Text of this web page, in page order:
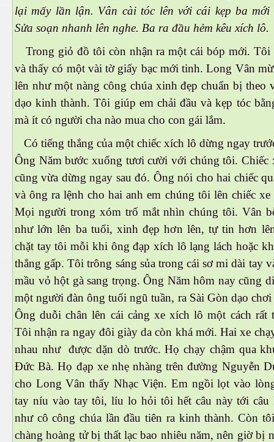
lại mấy lần lận. Vân cài tóc lên với cái kẹp ba mới
Sửa soạn nhanh lên nghe. Ba ra đầu hẻm kêu xích lô.
Trong giỏ đồ tôi còn nhận ra một cái bóp mới. Tôi
và thấy có một vài tờ giấy bạc mới tinh. Long Vân
lên như một nàng công chúa xinh đẹp chuẩn bị theo
dạo kinh thành. Tôi giúp em chải đầu và kẹp tóc
mà ít có người cha nào mua cho con gái lắm.
Có tiếng thắng của một chiếc xích lô dừng ngay
Ông Năm bước xuống tươi cười với chúng tôi. Chiếc
cũng vừa dừng ngay sau đó. Ông nói cho hai chiếc
và ông ra lệnh cho hai anh em chúng tôi lên chiếc
Mọi người trong xóm trố mắt nhìn chúng tôi. Vân
như lớn lên ba tuổi, xinh đẹp hơn lên, tự tin hơn
chặt tay tôi mỗi khi ông đạp xích lô lạng lách hoặc
thắng gấp. Tôi trông sáng sủa trong cái sơ mi dài tay
mầu vỏ hột gà sang trọng. Ông Năm hôm nay cũng
một người đàn ông tuổi ngũ tuần, ra Sài Gòn dạo chơi
Ông duỗi chân lên cái cảng xe xích lô một cách rất
Tôi nhận ra ngay đôi giày da còn khá mới. Hai xe
nhau như được dặn dò trước. Họ chạy chậm qua
Đức Bà. Họ đạp xe nhẹ nhàng trên đường Nguyễn
cho Long Vân thấy Nhạc Viện. Em ngồi lọt vào
tay níu vào tay tôi, líu lo hỏi tôi hết câu này tới câu
như cô công chúa lần đầu tiên ra kinh thành. Còn
chàng hoàng tử bị thất lạc bao nhiêu năm, nên giờ bị